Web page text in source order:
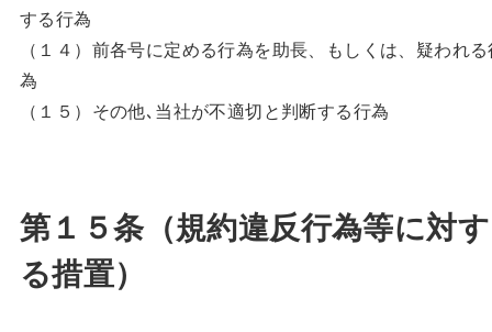
する行為
（１４）前各号に定める行為を助長、もしくは、疑われ
為
（１５）その他､当社が不適切と判断する行為
第１５条（規約違反行為等に対す
る措置）